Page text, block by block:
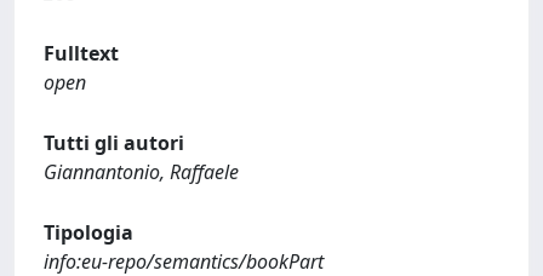
Fulltext
open
Tutti gli autori
Giannantonio, Raffaele
Tipologia
info:eu-repo/semantics/bookPart